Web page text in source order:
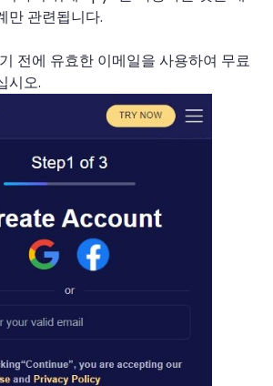
만 관련됩니다.
전에 유효한 이메일을 사용하여 무료
시오.